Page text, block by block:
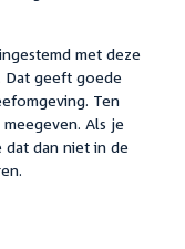
met deze
Dat geeft goede
Ten
Als je
dan niet in de